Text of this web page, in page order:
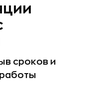
сроков и